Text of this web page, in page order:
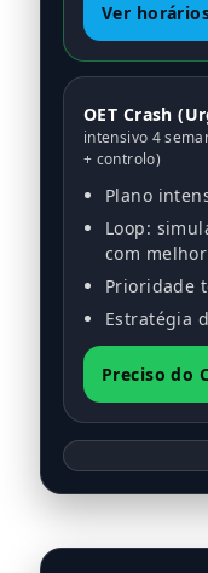
Ver
OET Crash
intensivo 4
+ controlo)
Plano
Loop:
com
Prioridade
Estratégia
Preciso do